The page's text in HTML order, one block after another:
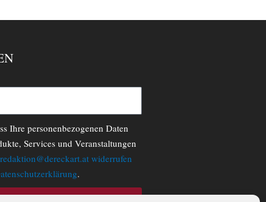
Ihre personenbezogenen Daten
Services und Veranstaltungen
redaktion@dereckart.at widerrufen
.